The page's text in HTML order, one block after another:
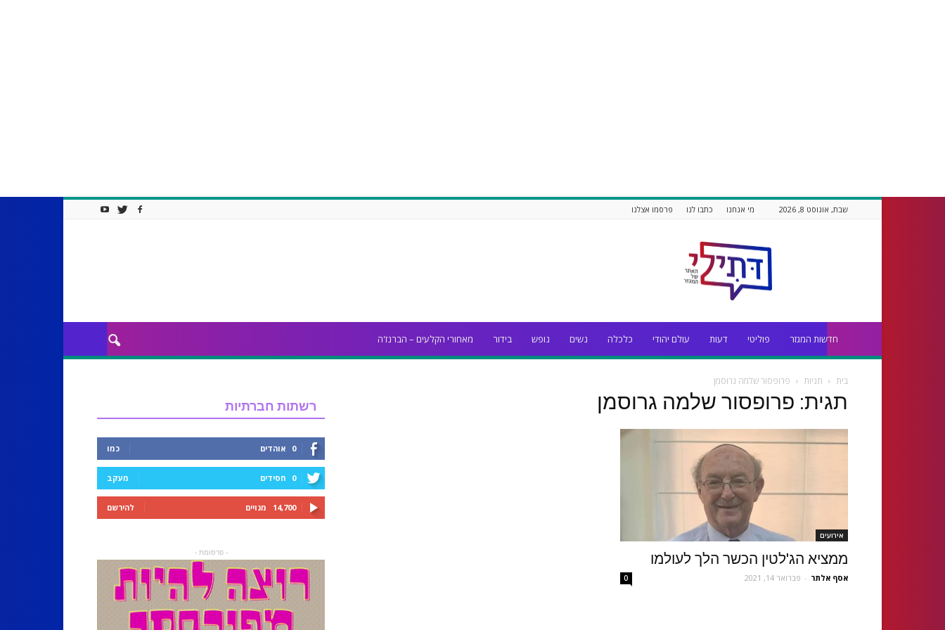
שבת, אוגוסט 8, 2026 מי אנחנו כתבו לנו פרסמו אצלנו
חדשות המגזר פוליטי דעות עולם יהודי כלכלה נשים נופש בידור מאחורי הקלעים – הברנז'ה
בית תגיות פרופסור שלמה גרוסמן
תגית: פרופסור שלמה גרוסמן
אירועים
ממציא הג'לטין הכשר הלך לעולמו
אסף אלתר - פברואר 14, 2021 0
רשתות חברתיות
0 אוהדים כמו
0 חסידים מעקב
14,700 מנויים להירשם
- פרסומת -